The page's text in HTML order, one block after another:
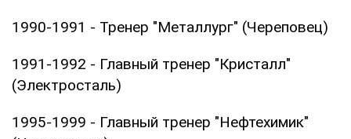
1990-1991 - Тренер "Металлург" (Череповец)
1991-1992 - Главный тренер "Кристалл"
(Электросталь)
1995-1999 - Главный тренер "Нефтехимик"